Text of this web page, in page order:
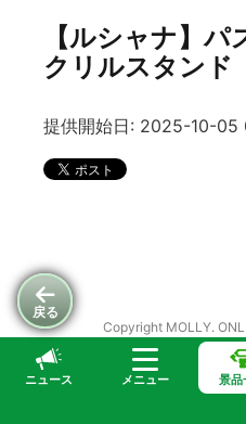
ニュース メニュー 景品
戻る
【ルシャナ】
クリルスタンド
提供開始日: 2025-10-05
Copyright MOLLY.